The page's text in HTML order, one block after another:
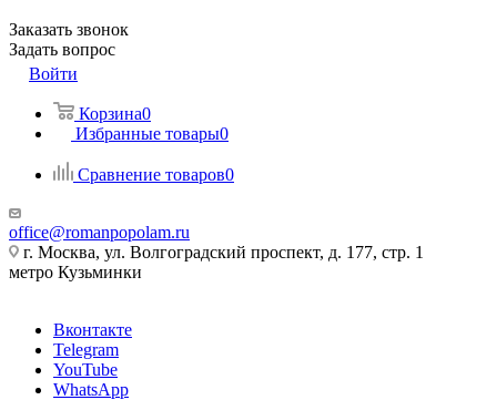
Заказать звонок
Задать вопрос
Войти
Корзина0
Избранные товары0
Сравнение товаров0
office@romanpopolam.ru
г. Москва, ул. Волгоградский проспект, д. 177, стр. 1
метро Кузьминки
Вконтакте
Telegram
YouTube
WhatsApp